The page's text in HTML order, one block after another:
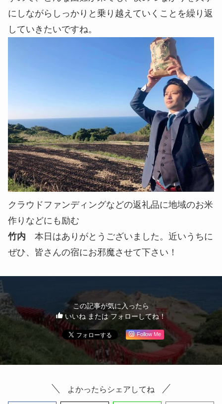
にしながらしっかりと乗り越えていくことを繰り返
していきたいですね。
クラウドファンディングなどの返礼品に地域のお米
作りなどにも励む
竹内 本日はありがとうございました。近いうちに
ぜひ、皆さんの宿にお邪魔させて下さい！
この記事が気に入ったら
いいね または フォローしてね！
Follow Me
よかったらシェアしてね